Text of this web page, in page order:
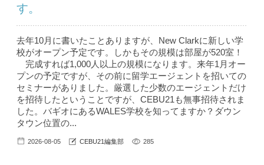
す。
去年10月に書いたことありますが、New Clarkに新しい学
校がオープン予定です。しかもその規模は部屋が520室！
完成すれば1,000人以上の規模になります。来年1月オー
プンの予定ですが、その前に留学エージェントを招いての
セミナーがありました。厳選した少数のエージェントだけ
を招待したということですが、CEBU21も無事招待されま
した。バギオにあるWALES学校を知ってますか？ダウン
タウン位置の...
2026-08-05 CEBU21編集部 285